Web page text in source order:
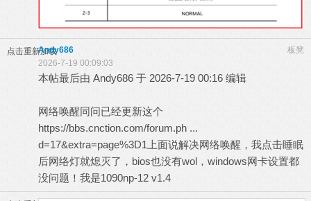
点击重新加载 板凳
Andy686
2026-7-19 00:09:03
本帖最后由 Andy686 于 2026-7-19 00:16 编辑
网络唤醒同问已经更新这个
https://bbs.cnction.com/forum.ph ...
d=17&extra=page%3D1 上面说解决网络唤醒，我点击睡眠
后网络灯就熄灭了，bios也没有wol，windows网卡设置都
没问题！我是1090np-12 v1.4